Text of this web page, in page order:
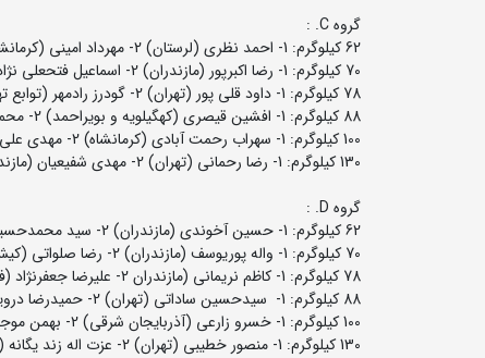
گروه C. :
62 کیلوگرم: 1- احمد نظری (لرستان) 2- مهرداد امینی (کرمانشاه) 3- علی امامی (مازندران) و باقر بوداغی (مازندران)
70 کیلوگرم: 1- رضا اکبرپور (مازندران) 2- اسماعیل فتحعلی نژاد (خراسان جنوبی) 3- حسین طالبی (مازندران9 و بهروز بارانی (همدان)
78 کیلوگرم: 1- داود قلی پور (تهران) 2- گودرز رادمهر (توابع تهران) 3- غلامرضا امیرنعیمی (آذربایجان شرقی) و رضا محبی نسب (خراسان رضوی)
88 کیلوگرم: 1- افشین قیصری (کهگیلویه و بویراحمد) 2- محمد زرین کمر (مازندران) 3- وحید نوروزیان (توابع تهران) و جهانبخش نیک منش (گلستان)
100 کیلوگرم: 1- سهراب رحمت آبادی (کرمانشاه) 2- مهدی علی جان زاده (مازندران) 3- وحید خاجه وندی (مازندران) و حمید خلفی (زنجان)
130 کیلوگرم: 1- رضا رحمانی (تهران) 2- مهدی شفیعیان (مازندران) 3- محمدرضا مهرزاد (توابع تهران)
گروه D. :
62 کیلوگرم: 1- حسین آخوندی (مازندران) 2- سید محمدحسین سالاری (یزد) 3- مصطفی قلعه شاهینی (کرمانشاه) و حمیدرضا حقیقی (توابع تهران)
70 کیلوگرم: 1- واله پوریوسف (مازندران) 2- رضا صلواتی (کیش) 3- فردین رفیعی (اصفهان) و کاظم دزلو (قزوین)
78 کیلوگرم: 1- کاظم نریمانی (مازندران 2- علیرضا جعفرنژاد (فارس) 3- ایرج بانصیری (البرز) و رضا صالحی (تهران)
88 کیلوگرم: 1- سیدحسین ساداتی (تهران) 2- حمیدرضا درویشی (همدان) 3- شمس الدین سلیمانی فر (توابع تهران)
100 کیلوگرم: 1- خسرو زارعی (آذربایجان شرقی) 2- بهمن موجری (مازندران) 3- فرزاد حلالی (کردستان) و عباس شهبازی (همدان)
130 کیلوگرم: 1- منصور خطیبی (تهران) 2- عزت اله زند یگانه (لرستان) 3- حسین ناصری (آذربایجان شرقی)